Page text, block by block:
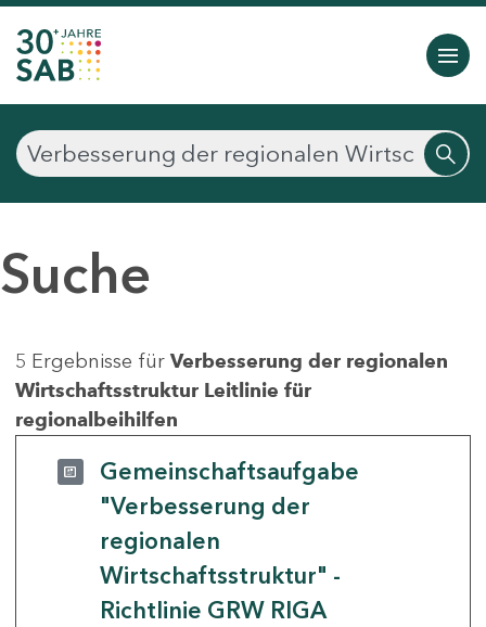
Suche
5 Ergebnisse für Verbesserung der regionalen
Wirtschaftsstruktur Leitlinie für
regionalbeihilfen
Gemeinschaftsaufgabe
"Verbesserung der
regionalen
Wirtschaftsstruktur" -
Richtlinie GRW RIGA